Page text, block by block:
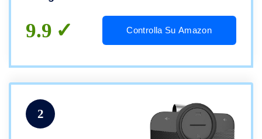
X 2W, Connettività Dual Link
9.9 Controlla Su Amazon
2